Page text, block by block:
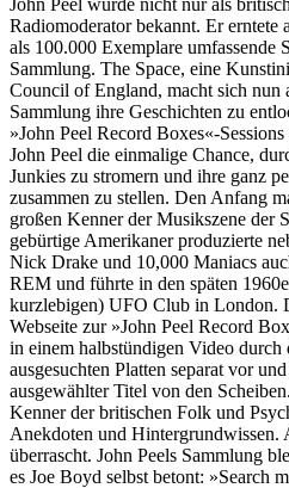
Radiomoderator bekannt. Er erntete
als 100.000 Exemplare umfassende
Sammlung. The Space, eine
Council of England, macht sich nun
Sammlung ihre Geschichten zu
»John Peel Record Boxes«-
John Peel die einmalige Chance,
Junkies zu stromern und ihre ganz
zusammen zu stellen. Den Anfang
großen Kenner der Musikszene der
gebürtige Amerikaner produzierte
Nick Drake und 10,000 Maniacs
REM und führte in den späten
kurzlebigen) UFO Club in London.
Webseite zur »John Peel Record
in einem halbstündigen Video durch
ausgesuchten Platten separat vor
ausgewählter Titel von den
Kenner der britischen Folk und
Anekdoten und Hintergrundwissen.
überrascht. John Peels Sammlung
es Joe Boyd selbst betont: »Search